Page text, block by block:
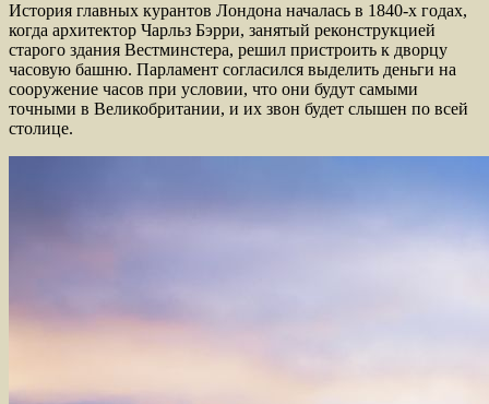
История главных курантов Лондона началась в 1840-х годах,
когда архитектор Чарльз Бэрри, занятый реконструкцией
старого здания Вестминстера, решил пристроить к дворцу
часовую башню. Парламент согласился выделить деньги на
сооружение часов при условии, что они будут самыми
точными в Великобритании, и их звон будет слышен по всей
столице.